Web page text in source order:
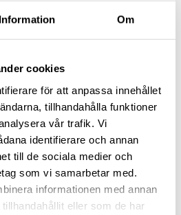
Information Om
cookies
för att anpassa innehållet
tillhandahålla funktioner
vår trafik. Vi
identifierare och annan
till de sociala medier och
som vi samarbetar med.
informationen med annan
eller som de har
ABOUT US
with us
policy
FORKLIFTS
4-5 ton